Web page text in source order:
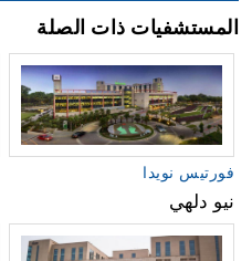
المستشفيات ذات الصلة
فورتيس نويدا
نيو دلهي